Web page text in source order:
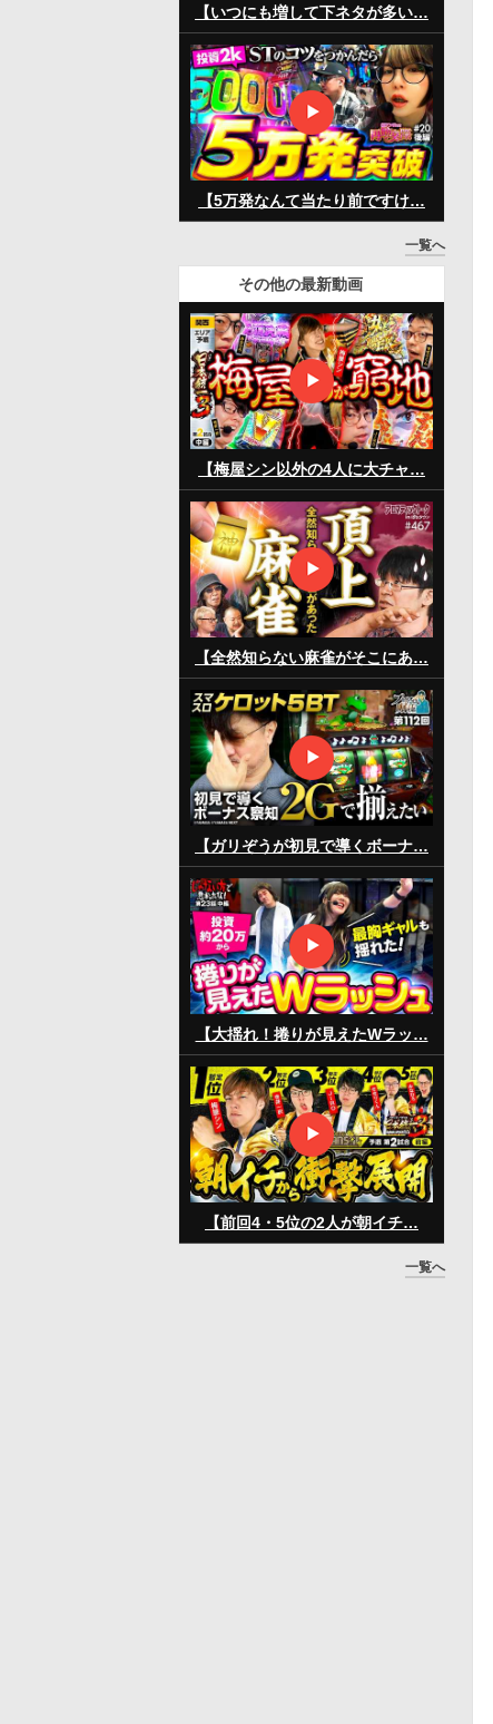
【いつにも増して下ネタが多い…
【5万発なんて当たり前ですけ…
一覧へ
その他の最新動画
【梅屋シン以外の4人に大チャ…
【全然知らない麻雀がそこにあ…
【ガリぞうが初見で導くボーナ…
【大揺れ！捲りが見えたWラッ…
【前回4・5位の2人が朝イチ…
一覧へ